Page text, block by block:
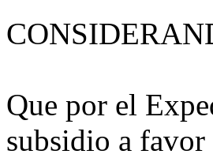
Que por el
subsidio a